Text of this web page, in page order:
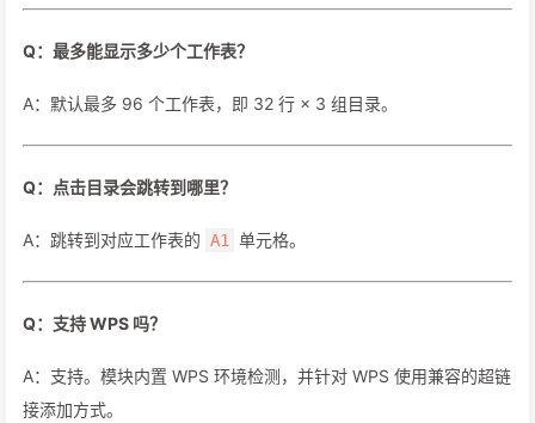
Q：最多能显示多少个工作表？
A：默认最多 96 个工作表，即 32 行 × 3 组目录。
Q：点击目录会跳转到哪里？
A：跳转到对应工作表的 A1 单元格。
Q：支持 WPS 吗？
A：支持。模块内置 WPS 环境检测，并针对 WPS 使用兼容的超链
接添加方式。